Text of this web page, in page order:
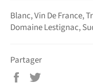
Blanc, Vin De France,
Domaine Lestignac,
Partager
Partager